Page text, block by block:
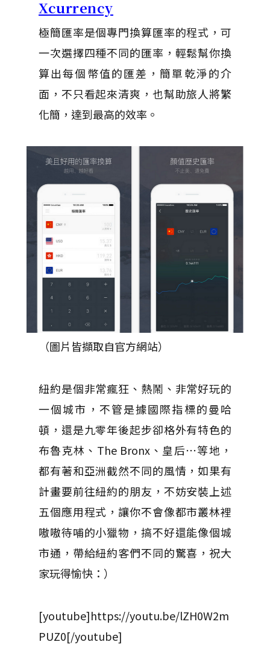
Xcurrency
極簡匯率是個專門換算匯率的程式，可
一次選擇四種不同的匯率，輕鬆幫你換
算出每個幣值的匯差，簡單乾淨的介
面，不只看起來清爽，也幫助旅人將繁
化簡，達到最高的效率。
（圖片皆擷取自官方網站）
紐約是個非常瘋狂、熱鬧、非常好玩的
一個城市，不管是據國際指標的曼哈
頓，還是九零年後起步卻格外有特色的
布魯克林、The Bronx、皇后⋯等地，
都有著和亞洲截然不同的風情，如果有
計畫要前往紐約的朋友，不妨安裝上述
五個應用程式，讓你不會像都市叢林裡
嗷嗷待哺的小獵物，搞不好還能像個城
市通，帶給紐約客們不同的驚喜，祝大
家玩得愉快：）
[youtube]https://youtu.be/lZH0W2m
PUZ0[/youtube]